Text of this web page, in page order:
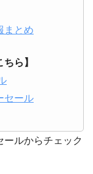
まとめ
ら】
セール
ルからチェック